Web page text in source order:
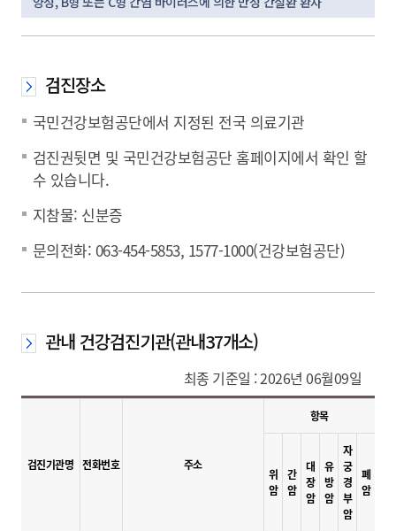
검진장소
국민건강보험공단에서 지정된 전국 의료기관
검진권뒷면 및 국민건강보험공단 홈페이지에서 확인 할
수 있습니다.
지참물: 신분증
문의전화: 063-454-5853, 1577-1000(건강보험공단)
관내 건강검진기관(관내37개소)
최종 기준일 : 2026년 06월09일
검진기관명 전화번호 주소
항목
위
암
간
암
대
장
암
유
방
암
자
궁
경
부
암
폐
암